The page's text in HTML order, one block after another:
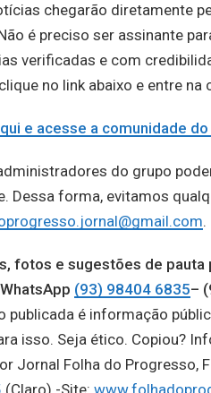
chegarão diretamente
é preciso ser assinante
verificadas e com
no link abaixo e entre na
e acesse a comunidade do
do grupo
Dessa forma, evitamos
.
fotos e sugestões de pauta
(93) 98404 6835–
publicada é informação
isso. Seja ético. Copiou?
Jornal Folha do Progresso,
(Claro) -Site: